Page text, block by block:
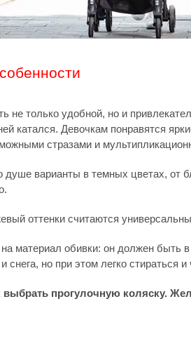
не только удобной, но и
катался. Девочкам понравятся
стразами и
душе варианты в темных цветах, от
оттенки считаются
материал обивки: он должен быть
но при этом легко стираться и
выбрать прогулочную коляску.